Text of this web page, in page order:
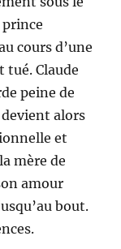
prince
cours d’une
tué. Claude
peine de
alors
et
mère de
amour
bout.